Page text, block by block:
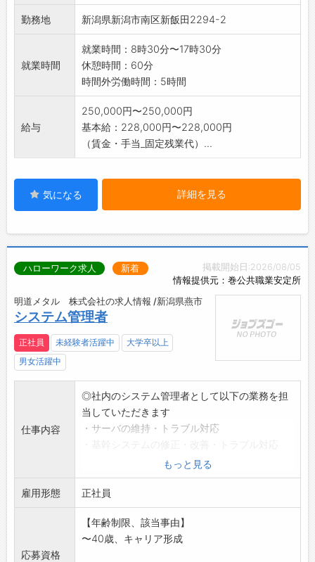
変更範囲:会社の定める業務
勤務地 新潟県新潟市南区新飯田2294-2
就業時間
就業時間：8時30分〜17時30分
休憩時間：60分
時間外労働時間：5時間
給与
250,000円〜250,000円
基本給：228,000円〜228,000円
（賃金・手当_固定残業代）...
気になる 詳細を見る
掲載開始日:2026/08/05
情報提供元：巻公共職業安定所
ハローワーク求人 新着
明道メタル 株式会社の求人情報 /新潟県燕市
システム管理者
正社員 未経験者活躍中
大学卒以上
男女活躍中
仕事内容
◎社内のシステム管理者として以下の業務を担
当していただきます
・サーバの維持・トラブル対応
・ネットワークの管理
*応募前職場見学希望の方は、ハローワークへご
相談ください
変更範囲:会社の定める業務
もっと見る
雇用形態 正社員
応募資格
【年齢制限、該当事由】
〜40歳、キャリア形成